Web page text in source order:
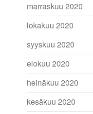
marraskuu 2020
lokakuu 2020
syyskuu 2020
elokuu 2020
heinäkuu 2020
kesäkuu 2020